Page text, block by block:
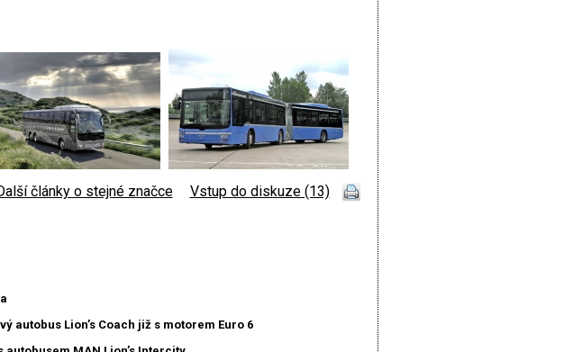
články o stejné značce Vstup do diskuze (13)
autobus Lion’s Coach již s motorem Euro 6